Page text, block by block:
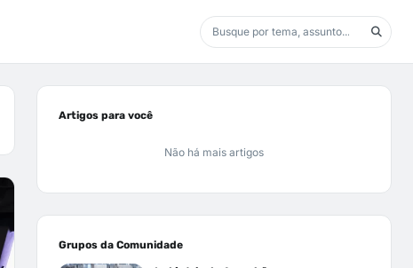
Artigos para você
Não há mais artigos
Grupos da Comunidade